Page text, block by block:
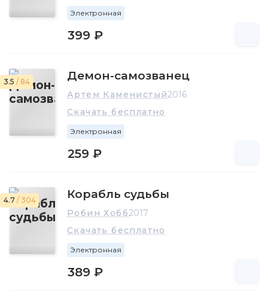
Электронная
399 ₽
3.5 / 84 Демон-самозванец
Артем Каменистый2016
Скачать бесплатно
Электронная
259 ₽
4.7 / 304 Корабль судьбы
Робин Хобб2017
Скачать бесплатно
Электронная
389 ₽